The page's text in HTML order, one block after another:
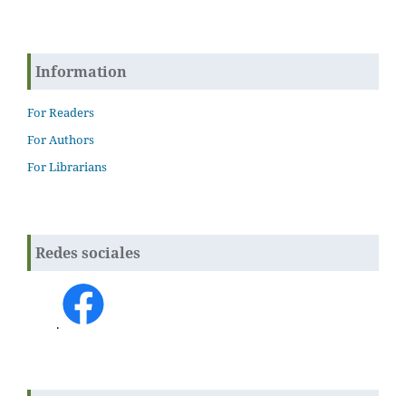
Information
For Readers
For Authors
For Librarians
Redes sociales
.